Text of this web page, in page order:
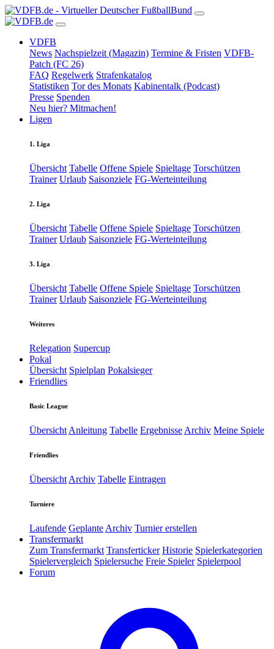
VDFB
News Nachspielzeit (Magazin) Termine & Fristen VDFB-
Patch (FC 26)
FAQ Regelwerk Strafenkatalog
Statistiken Tor des Monats Kabinentalk (Podcast)
Presse Spenden
Neu hier? Mitmachen!
Ligen
1. Liga
Übersicht Tabelle Offene Spiele Spieltage Torschützen
Trainer Urlaub Saisonziele FG-Werteinteilung
2. Liga
Übersicht Tabelle Offene Spiele Spieltage Torschützen
Trainer Urlaub Saisonziele FG-Werteinteilung
3. Liga
Übersicht Tabelle Offene Spiele Spieltage Torschützen
Trainer Urlaub Saisonziele FG-Werteinteilung
Weiteres
Relegation Supercup
Pokal
Übersicht Spielplan Pokalsieger
Friendlies
Basic League
Übersicht Anleitung Tabelle Ergebnisse Archiv Meine Spiele
Friendlies
Übersicht Archiv Tabelle Eintragen
Turniere
Laufende Geplante Archiv Turnier erstellen
Transfermarkt
Zum Transfermarkt Transferticker Historie Spielerkategorien
Spielervergleich Spielersuche Freie Spieler Spielerpool
Forum